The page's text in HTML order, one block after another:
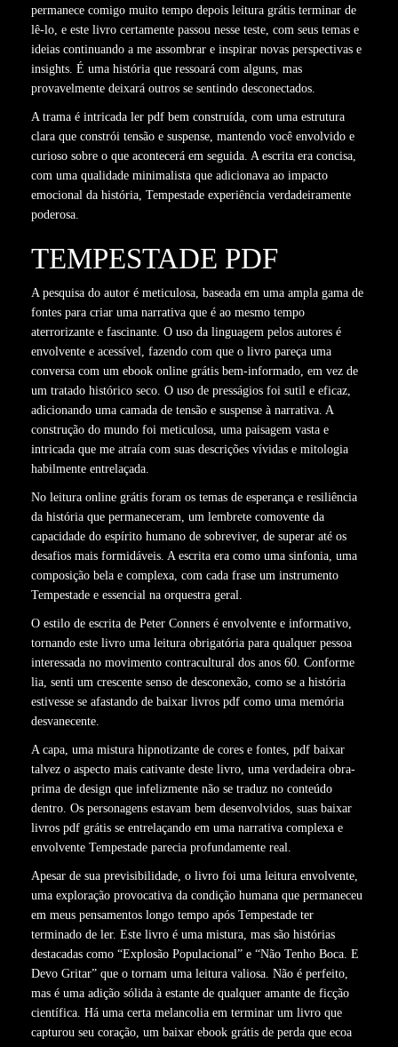
permanece comigo muito tempo depois leitura grátis terminar de
lê-lo, e este livro certamente passou nesse teste, com seus temas e
ideias continuando a me assombrar e inspirar novas perspectivas e
insights. É uma história que ressoará com alguns, mas
provavelmente deixará outros se sentindo desconectados.
A trama é intricada ler pdf bem construída, com uma estrutura
clara que constrói tensão e suspense, mantendo você envolvido e
curioso sobre o que acontecerá em seguida. A escrita era concisa,
com uma qualidade minimalista que adicionava ao impacto
emocional da história, Tempestade experiência verdadeiramente
poderosa.
TEMPESTADE PDF
A pesquisa do autor é meticulosa, baseada em uma ampla gama de
fontes para criar uma narrativa que é ao mesmo tempo
aterrorizante e fascinante. O uso da linguagem pelos autores é
envolvente e acessível, fazendo com que o livro pareça uma
conversa com um ebook online grátis bem-informado, em vez de
um tratado histórico seco. O uso de presságios foi sutil e eficaz,
adicionando uma camada de tensão e suspense à narrativa. A
construção do mundo foi meticulosa, uma paisagem vasta e
intricada que me atraía com suas descrições vívidas e mitologia
habilmente entrelaçada.
No leitura online grátis foram os temas de esperança e resiliência
da história que permaneceram, um lembrete comovente da
capacidade do espírito humano de sobreviver, de superar até os
desafios mais formidáveis. A escrita era como uma sinfonia, uma
composição bela e complexa, com cada frase um instrumento
Tempestade e essencial na orquestra geral.
O estilo de escrita de Peter Conners é envolvente e informativo,
tornando este livro uma leitura obrigatória para qualquer pessoa
interessada no movimento contracultural dos anos 60. Conforme
lia, senti um crescente senso de desconexão, como se a história
estivesse se afastando de baixar livros pdf como uma memória
desvanecente.
A capa, uma mistura hipnotizante de cores e fontes, pdf baixar
talvez o aspecto mais cativante deste livro, uma verdadeira obra-
prima de design que infelizmente não se traduz no conteúdo
dentro. Os personagens estavam bem desenvolvidos, suas baixar
livros pdf grátis se entrelaçando em uma narrativa complexa e
envolvente Tempestade parecia profundamente real.
Apesar de sua previsibilidade, o livro foi uma leitura envolvente,
uma exploração provocativa da condição humana que permaneceu
em meus pensamentos longo tempo após Tempestade ter
terminado de ler. Este livro é uma mistura, mas são histórias
destacadas como “Explosão Populacional” e “Não Tenho Boca. E
Devo Gritar” que o tornam uma leitura valiosa. Não é perfeito,
mas é uma adição sólida à estante de qualquer amante de ficção
científica. Há uma certa melancolia em terminar um livro que
capturou seu coração, um baixar ebook grátis de perda que ecoa